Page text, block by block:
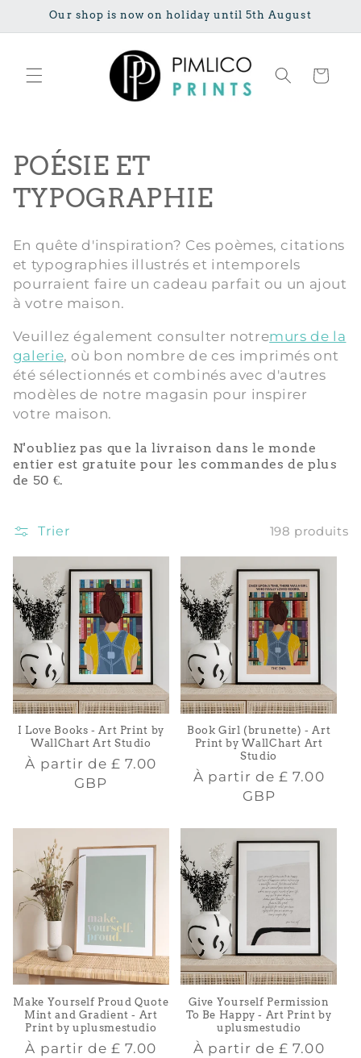
passer au
contenu
Our shop is now on holiday until 5th August
Panier
C
o
l
e
c
t
i
o
n
:
POÉSIE ET ​​
TYPOGRAPHIE
En quête d'inspiration? Ces poèmes, citations
et typographies illustrés et intemporels
pourraient faire un cadeau parfait ou un ajout
à votre maison.
Veuillez également consulter notremurs de la
galerie, où bon nombre de ces imprimés ont
été sélectionnés et combinés avec d'autres
modèles de notre magasin pour inspirer
votre maison.
N'oubliez pas que la livraison dans le monde
entier est gratuite pour les commandes de plus
de 50 €.
Trier 198 produits
I Love Books - Art Print by
WallChart Art Studio
Prix
habituel
À partir de£ 7.00
GBP
Book Girl (brunette) - Art
Print by WallChart Art
Studio
Prix
habituel
À partir de£ 7.00
GBP
Make Yourself Proud Quote
Mint and Gradient - Art
Print by uplusmestudio
Prix
À partir de£ 7.00
Give Yourself Permission
To Be Happy - Art Print by
uplusmestudio
Prix
À partir de£ 7.00